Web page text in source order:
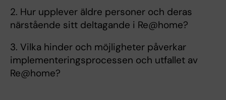
2. Hur upplever äldre personer och deras
närstående sitt deltagande i Re@home?
3. Vilka hinder och möjligheter påverkar
implementeringsprocessen och utfallet av
Re@home?